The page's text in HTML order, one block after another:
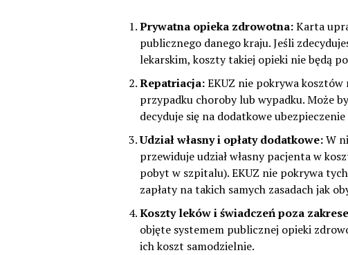
Prywatna opieka zdrowotna:Karta
publicznego danego kraju. Jeśli
lekarskim, koszty takiej opieki nie będą
Repatriacja:EKUZ nie pokrywa
przypadku choroby lub wypadku. Może
decyduje się na dodatkowe
Udział własny i opłaty dodatkowe:W
przewiduje udział własny pacjenta w
pobyt w szpitalu). EKUZ nie pokrywa
zapłaty na takich samych zasadach jak
Koszty leków i świadczeń poza
objęte systemem publicznej opieki
ich koszt samodzielnie.